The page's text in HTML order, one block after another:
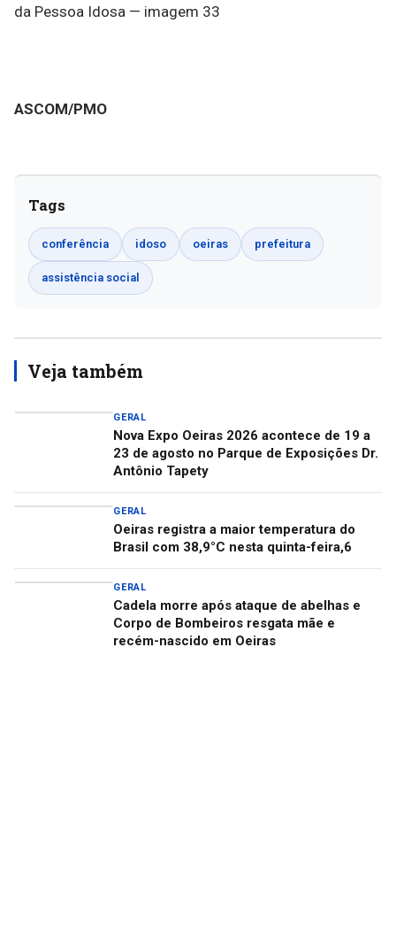
ASCOM/PMO
Tags
conferência idoso oeiras prefeitura
assistência social
Veja também
GERAL
Nova Expo Oeiras 2026 acontece de 19 a
23 de agosto no Parque de Exposições Dr.
Antônio Tapety
GERAL
Oeiras registra a maior temperatura do
Brasil com 38,9°C nesta quinta-feira,6
GERAL
Cadela morre após ataque de abelhas e
Corpo de Bombeiros resgata mãe e
recém-nascido em Oeiras